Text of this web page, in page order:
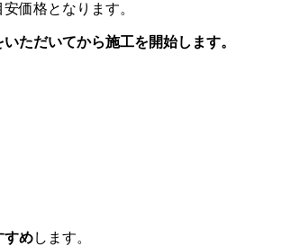
価格となります。
ただいてから施工を開始します。
すめします。